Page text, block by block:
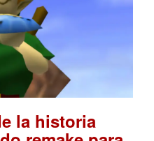
la historia